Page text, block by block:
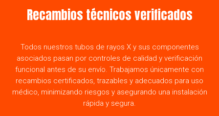
Recambios técnicos verificados
Todos nuestros tubos de rayos X y sus componentes
asociados pasan por controles de calidad y verificación
funcional antes de su envío. Trabajamos únicamente con
recambios certificados, trazables y adecuados para uso
médico, minimizando riesgos y asegurando una instalación
rápida y segura.